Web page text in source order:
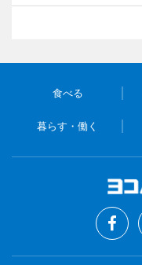
食べる
暮らす・働く